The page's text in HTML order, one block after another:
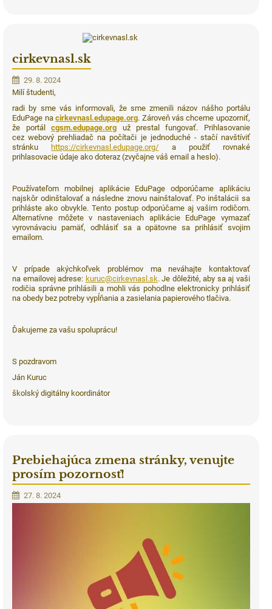
cirkevnasl.sk
29. 8. 2024
Milí študenti,
radi by sme vás informovali, že sme zmenili názov nášho portálu
EduPage nacirkevnasl.edupage.org. Zároveň vás chceme upozorniť,
že portálcgsm.edupage.org už prestal fungovať. Prihlasovanie
cez webový prehliadač na počítači je jednoduché - stačí navštíviť
stránku
https://cirkevnasl.edupage.org/ a použiť rovnaké
prihlasovacie údaje ako doteraz (zvyčajne váš email a heslo).
Používateľom mobilnej aplikácie EduPage odporúčame aplikáciu
najskôr odinštalovať a následne znovu nainštalovať. Po inštalácii sa
prihláste ako obvykle. Tento postup odporúčame aj vašim rodičom.
Alternatívne môžete v nastaveniach aplikácie EduPage vymazať
vyrovnávaciu pamäť, odhlásiť sa a opätovne sa prihlásiť svojim
emailom.
V prípade akýchkoľvek problémov ma neváhajte kontaktovať
na emailovej adrese: kuruc@cirkevnasl.sk. Je dôležité, aby sa aj vaši
rodičia správne prihlásili a mohli vás pohodlne elektronicky prihlásiť
na obedy bez potreby vypĺňania a zasielania papierového tlačiva.
Ďakujeme za vašu spoluprácu!
S pozdravom
Ján Kuruc
školský digitálny koordinátor
Prebiehajúca zmena stránky, venujte
prosím pozornosť!
27. 8. 2024